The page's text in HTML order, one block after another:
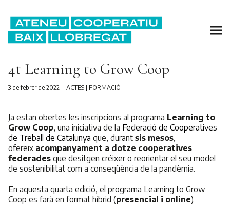
4t Learning to Grow Coop
3 de febrer de 2022 ACTES FORMACIÓ
Ja estan obertes les inscripcions al programa Learning to
Grow Coop, una iniciativa de la Federació de Cooperatives
de Treball de Catalunya que, durant sis mesos,
ofereix acompanyament a dotze cooperatives
federades que desitgen créixer o reorientar el seu model
de sostenibilitat com a conseqüència de la pandèmia.
En aquesta quarta edició, el programa Learning to Grow
Coop es farà en format híbrid (presencial i online).